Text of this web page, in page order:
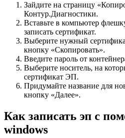
Зайдите на страницу
Контур.Диагностики.
Вставьте в компьютер
записать сертификат.
Выберите нужный
кнопку «Скопировать».
Введите пароль от
Выберите носитель, на
сертификат ЭП.
Придумайте название для
кнопку «Далее».
Как записать эп с
windows